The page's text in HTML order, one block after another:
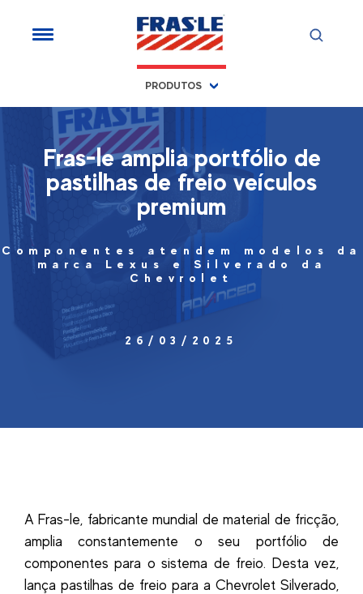
PRODUTOS
Fras-le amplia portfólio de
pastilhas de freio veículos
premium
Componentes atendem modelos da
marca Lexus e Silverado da
Chevrolet
26/03/2025
A Fras-le, fabricante mundial de material de fricção,
amplia constantemente o seu portfólio de
componentes para o sistema de freio. Desta vez,
lança pastilhas de freio para a Chevrolet Silverado,